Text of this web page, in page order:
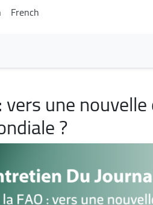
French
une
?